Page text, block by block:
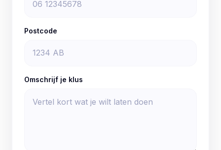
Postcode
Omschrijf je klus